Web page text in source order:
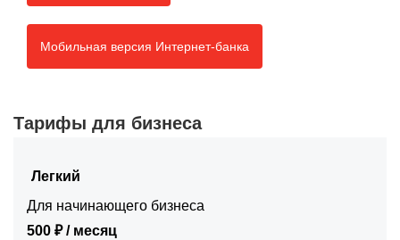
Мобильная версия Интернет-банка
Тарифы для бизнеса
Легкий
Для начинающего бизнеса
500 ₽ / месяц